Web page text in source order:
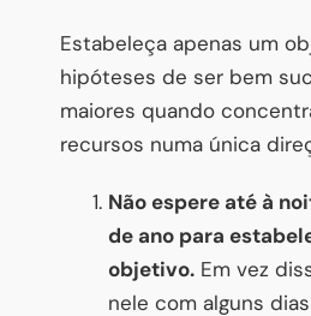
Estabeleça apenas um
hipóteses de ser bem
maiores quando
recursos numa única
Não espere até à
de ano para
objetivo. Em vez
nele com alguns